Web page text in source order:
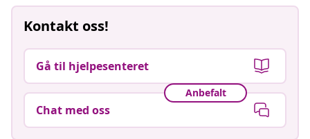
Kontakt oss!
Gå til hjelpesenteret
Anbefalt
Chat med oss